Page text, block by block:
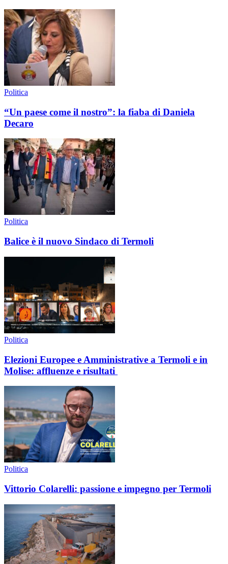
Politica
“Un paese come il nostro”: la fiaba di Daniela
Decaro
Politica
Balice è il nuovo Sindaco di Termoli
Politica
Elezioni Europee e Amministrative a Termoli e in
Molise: affluenze e risultati
Politica
Vittorio Colarelli: passione e impegno per Termoli